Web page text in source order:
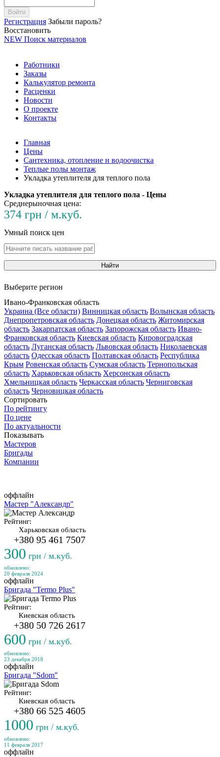
Войти
Регистрация Забыли пароль?
Восстановить
NEW Поиск материалов
Работники
Заказы
Калькулятор ремонта
Расценки
Новости
О проекте
Контакты
Главная
Цены
Сантехника, отопление и водоочистка
Теплые полы монтаж
Укладка утеплителя для теплого пола
Укладка утеплителя для теплого пола - Цены
Среднерыночная цена:
374 грн / м.куб.
Умный поиск цен
Найти
Выберите регион
Ивано-Франковская область
Украина (Все области) Винницкая область Волынская область
Днепропетровская область Донецкая область Житомирская
область Закарпатская область Запорожская область Ивано-
Франковская область Киевская область Кировоградская
область Луганская область Львовская область Николаевская
область Одесская область Полтавская область Республика
Крым Ровенская область Сумская область Тернопольская
область Харьковская область Херсонская область
Хмельницкая область Черкасская область Черниговская
область Черновицкая область
Сортировать
По рейтингу
По цене
По актуальности
Показывать
Мастеров
Бригады
Компании
оффлайн
Мастер "Александр"
Рейтинг:
Харьковская область
+380 95 461 7507
300 грн / м.куб.
обновлено:
20 февраля 2024
оффлайн
Бригада "Termo Plus"
Рейтинг:
Киевская область
+380 50 726 2617
600 грн / м.куб.
обновлено:
23 декабря 2018
оффлайн
Бригада "Sdom"
Рейтинг:
Киевская область
+380 66 525 4605
1000 грн / м.куб.
обновлено:
11 февраля 2017
оффлайн